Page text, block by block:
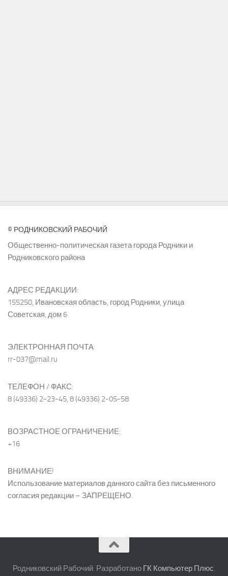
© РОДНИКОВСКИЙ РАБОЧИЙ
Общественно-политическая газета города Родники и
Родниковского района
АДРЕС РЕДАКЦИИ:
155250, Ивановская область, город Родники, улица
Советская, дом 6
ЭЛЕКТРОННАЯ ПОЧТА:
rr-037@mail.ru
ТЕЛЕФОН / ФАКС:
8 (49336) 2-23-45, 8 (49336) 2-05-58
ВОЗРАСТНОЕ ОГРАНИЧЕНИЕ:
+16
ВНИМАНИЕ!
Использование материалов данного сайта без письменного
согласия редакции – ЗАПРЕЩЕНО.
Родниковский Рабочий. Разработано ГК Компьютер Плюс.